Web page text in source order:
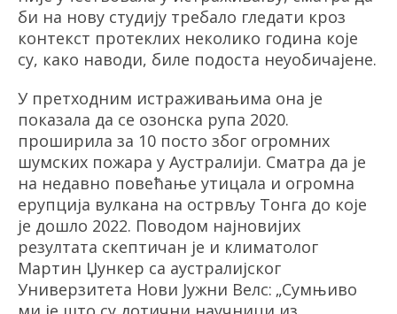
би на нову студију требало гледати кроз
контекст протеклих неколико година које
су, како наводи, биле подоста неуобичајене.
У претходним истраживањима она је
показала да се озонска рупа 2020.
проширила за 10 посто због огромних
шумских пожара у Аустралији. Сматра да је
на недавно повећање утицала и огромна
ерупција вулкана на острвљу Тонга до које
је дошло 2022. Поводом најновијих
резултата скептичан је и климатолог
Мартин Џункер са аустралијског
Универзитета Нови Јужни Велс: „Сумњиво